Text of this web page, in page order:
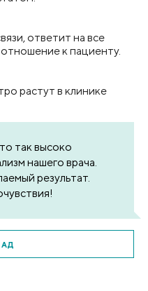
ответит на все
к пациенту.
растут в клинике
так высоко
нашего врача.
результат.